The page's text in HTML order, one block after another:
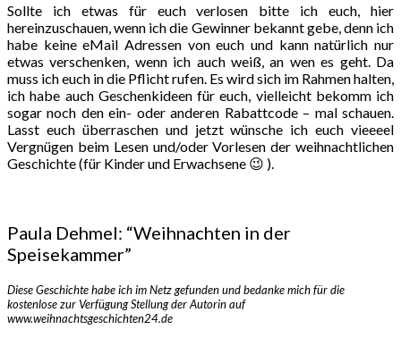
Sollte ich etwas für euch verlosen bitte ich euch, hier
hereinzuschauen, wenn ich die Gewinner bekannt gebe, denn ich
habe keine eMail Adressen von euch und kann natürlich nur
etwas verschenken, wenn ich auch weiß, an wen es geht. Da
muss ich euch in die Pflicht rufen. Es wird sich im Rahmen halten,
ich habe auch Geschenkideen für euch, vielleicht bekomm ich
sogar noch den ein- oder anderen Rabattcode – mal schauen.
Lasst euch überraschen und jetzt wünsche ich euch vieeeel
Vergnügen beim Lesen und/oder Vorlesen der weihnachtlichen
Geschichte (für Kinder und Erwachsene 😉 ).
Paula Dehmel: “Weihnachten in der
Speisekammer”
Diese Geschichte habe ich im Netz gefunden und bedanke mich für die
kostenlose zur Verfügung Stellung der Autorin auf
www.weihnachtsgeschichten24.de